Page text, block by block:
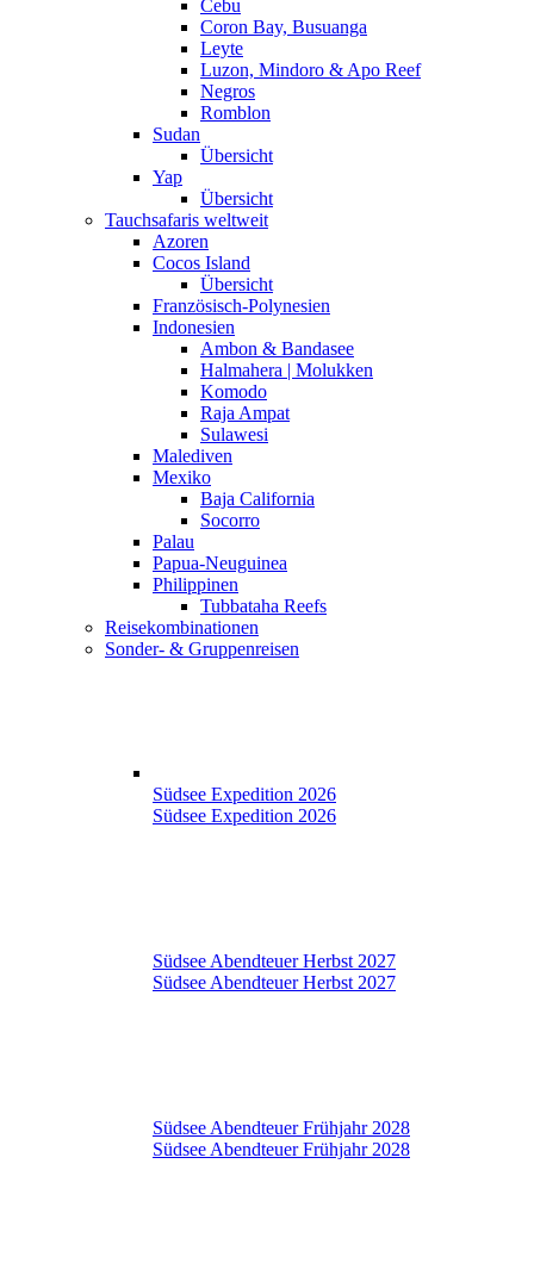
Cebu
Coron Bay, Busuanga
Leyte
Luzon, Mindoro & Apo Reef
Negros
Romblon
Sudan
Übersicht
Yap
Übersicht
Tauchsafaris weltweit
Azoren
Cocos Island
Übersicht
Französisch-Polynesien
Indonesien
Ambon & Bandasee
Halmahera | Molukken
Komodo
Raja Ampat
Sulawesi
Malediven
Mexiko
Baja California
Socorro
Palau
Papua-Neuguinea
Philippinen
Tubbataha Reefs
Reisekombinationen
Sonder- & Gruppenreisen
Südsee Expedition 2026
Südsee Expedition 2026
Südsee Abendteuer Herbst 2027
Südsee Abendteuer Herbst 2027
Südsee Abendteuer Frühjahr 2028
Südsee Abendteuer Frühjahr 2028